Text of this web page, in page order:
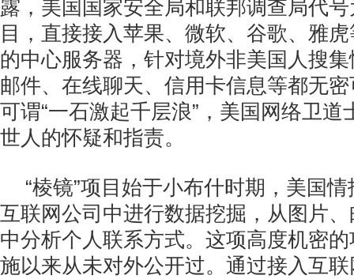
露，美国国家安全局和联邦调查局代号
目，直接接入苹果、微软、谷歌、雅
的中心服务器，针对境外非美国人搜
邮件、在线聊天、信用卡信息等都无
可谓“一石激起千层浪”，美国网络卫道
世人的怀疑和指责。
“棱镜”项目始于小布什时期，美国
互联网公司中进行数据挖掘，从图片
中分析个人联系方式。这项高度机密
施以来从未对外公开过。通过接入互